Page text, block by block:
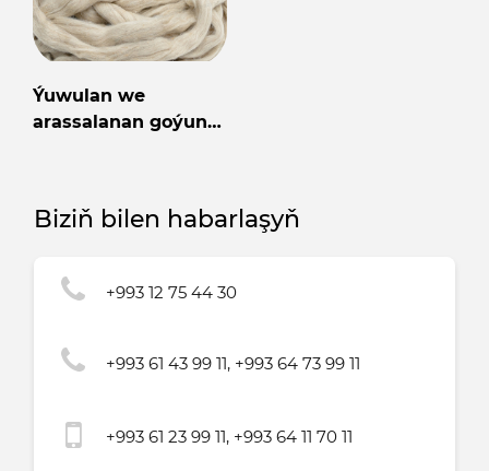
Ýuwulan we
arassalanan goýun
Biziň bilen habarlaşyň
+993 12 75 44 30
+993 61 43 99 11, +993 64 73 99 11
+993 61 23 99 11, +993 64 11 70 11